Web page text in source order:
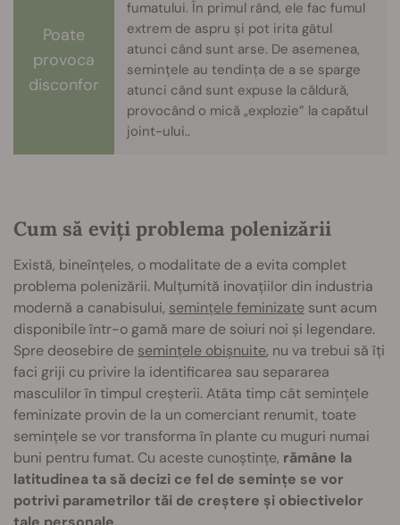
Poate
provoca
disconfor
fumatului. În primul rând, ele fac fumul
extrem de aspru și pot irita gâtul
atunci când sunt arse. De asemenea,
semințele au tendința de a se sparge
atunci când sunt expuse la căldură,
provocând o mică „explozie” la capătul
joint-ului..
Cum să eviți problema polenizării
Există, bineînțeles, o modalitate de a evita complet
problema polenizării. Mulțumită inovațiilor din industria
modernă a canabisului, semințele feminizate sunt acum
disponibile într-o gamă mare de soiuri noi și legendare.
Spre deosebire de semințele obișnuite, nu va trebui să îți
faci griji cu privire la identificarea sau separarea
masculilor în timpul creșterii. Atâta timp cât semințele
feminizate provin de la un comerciant renumit, toate
semințele se vor transforma în plante cu muguri numai
buni pentru fumat. Cu aceste cunoștințe, rămâne la
latitudinea ta să decizi ce fel de semințe se vor
potrivi parametrilor tăi de creștere și obiectivelor